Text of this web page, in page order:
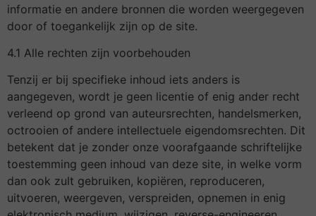
informatie en andere bronnen die worden weergegeven
door of toegankelijk zijn op de site.
4.1 Alle rechten zijn voorbehouden
Tenzij er bij specifieke inhoud iets anders is
aangegeven, wordt je geen licentie of enig ander recht
verleend op grond van auteursrechten, handelsmerken,
octrooien of andere intellectuele eigendomsrechten. Dit
betekent dat je zonder onze voorafgaande schriftelijke
toestemming geen inhoud van deze site, in welke vorm
dan ook zult gebruiken, kopiëren, reproduceren,
uitvoeren, weergeven, verspreiden, opnemen in enig